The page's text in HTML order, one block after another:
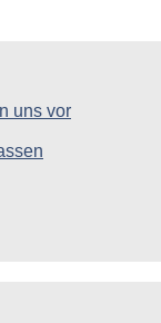
uns vor